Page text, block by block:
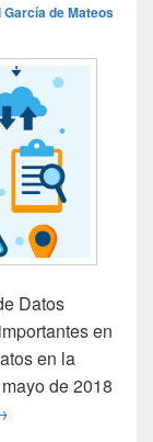
de Mateos
Datos
en
en la
de 2018
es el RGPD